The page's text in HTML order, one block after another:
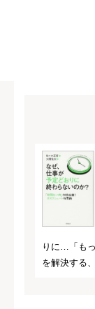
りに…「も
を解決する